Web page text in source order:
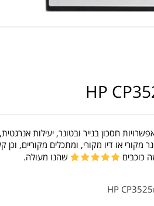
HP
חסכון בנייר ובטונר, יעילות
או דיו מקורי, ומתכלים מקוריים,
שהנו מעולה.
HP